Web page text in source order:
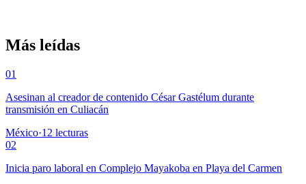
Más leídas
01
Asesinan al creador de contenido César Gastélum durante
transmisión en Culiacán
México·12 lecturas
02
Inicia paro laboral en Complejo Mayakoba en Playa del Carmen